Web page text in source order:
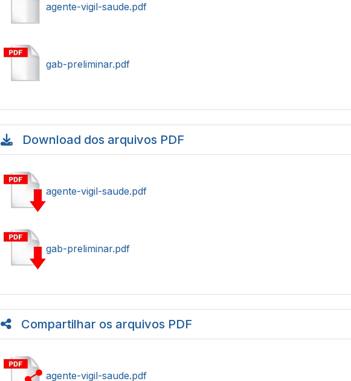
agente-vigil-saude.pdf
gab-preliminar.pdf
Download dos arquivos PDF
agente-vigil-saude.pdf
gab-preliminar.pdf
Compartilhar os arquivos PDF
agente-vigil-saude.pdf